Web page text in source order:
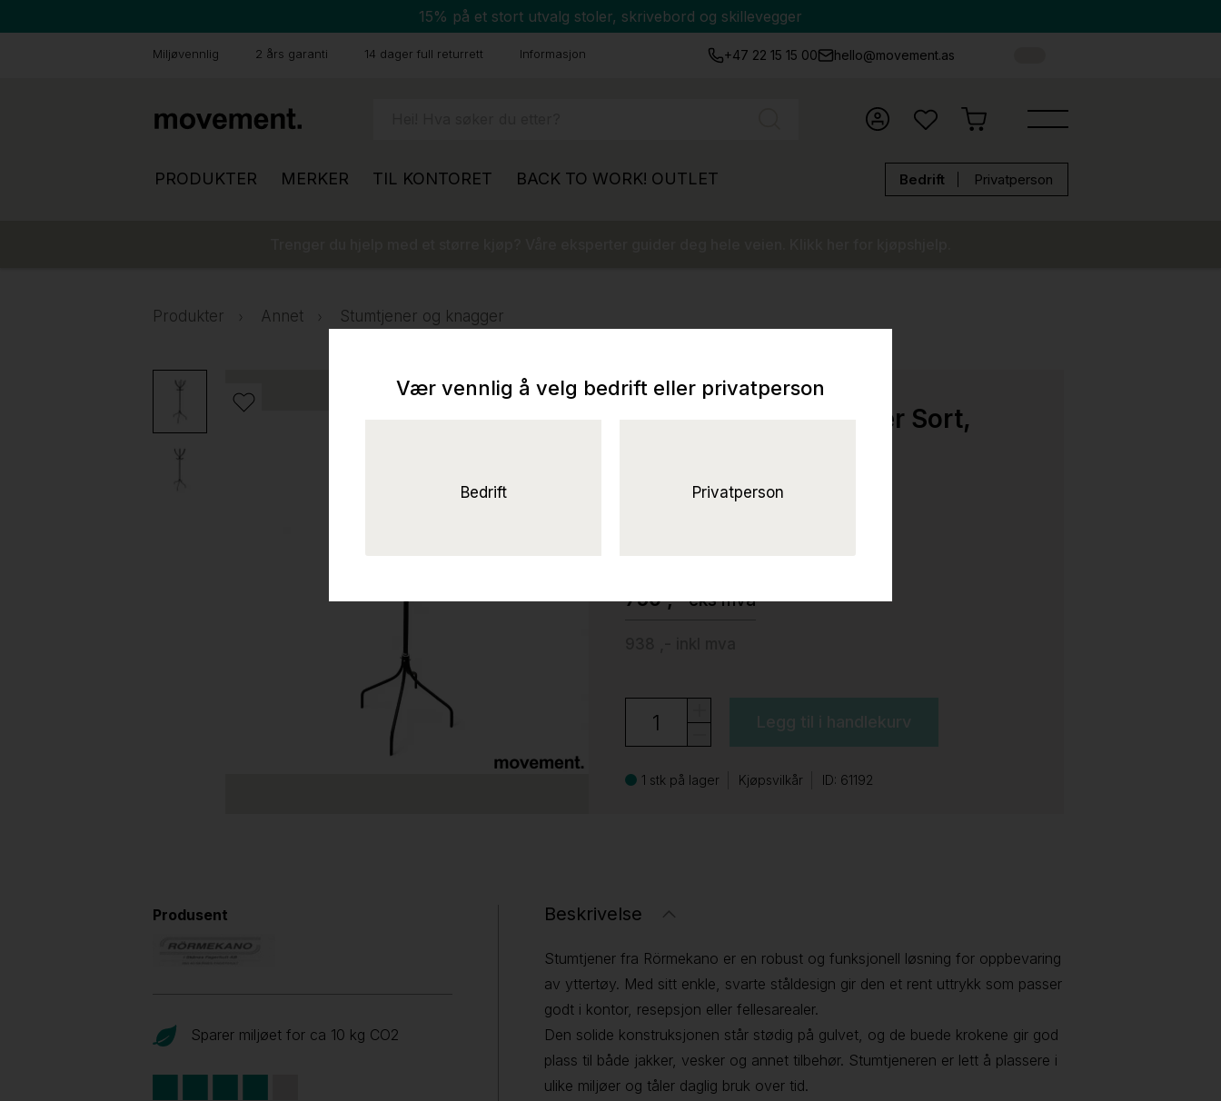
15% på et stort utvalg stoler, skrivebord og skillevegger
Miljøvennlig 2 års garanti 14 dager full returrett Informasjon +47 22 15 15 00 hello@movement.as
PRODUKTER MERKER TIL KONTORET BACK TO WORK! OUTLET Bedrift Privatperson
Produkter Annet Stumtjener og knagger
Rørmekano stumtjener Sort,
750 ,-eks mva
Legg til i handlekurv
1 stk på lager Kjøpsvilkår ID: 61192
Produsent
Sparer miljøet for ca 10 kg CO2
Beskrivelse
Stumtjener fra Rörmekano er en robust og funksjonell løsning for oppbevaring
av yttertøy. Med sitt enkle, svarte ståldesign gir den et rent uttrykk som passer
godt i kontor, resepsjon eller fellesarealer.
Den solide konstruksjonen står stødig på gulvet, og de buede krokene gir god
plass til både jakker, vesker og annet tilbehør. Stumtjeneren er lett å plassere i
ulike miljøer og tåler daglig bruk over tid.
Vær vennlig å velg bedrift eller privatperson
Bedrift Privatperson